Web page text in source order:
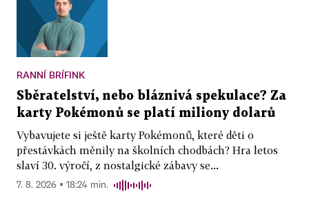
RANNÍ BRÍFINK
Sběratelství, nebo bláznivá spekulace? Za
karty Pokémonů se platí miliony dolarů
Vybavujete si ještě karty Pokémonů, které děti o
přestávkách měnily na školních chodbách? Hra letos
slaví 30. výročí, z nostalgické zábavy se...
7. 8. 2026 ▪ 18:24 min.